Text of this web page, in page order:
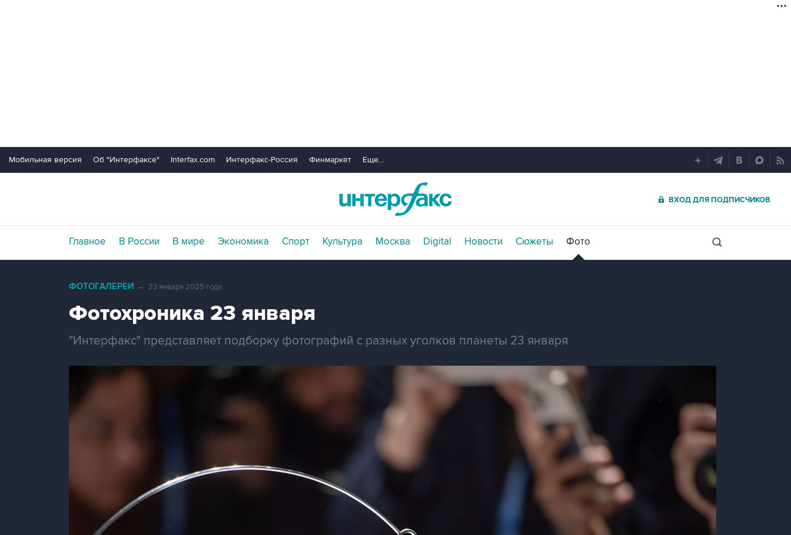
Мобильная версия Об "Интерфаксе" Interfax.com Интерфакс-Россия Финмаркет Еще...
ВХОД ДЛЯ ПОДПИСЧИКОВ
Главное В России В мире Экономика Спорт Культура Москва Digital Новости Сюжеты Фото
ФОТОГАЛЕРЕИ → 23 января 2025 года
Фотохроника 23 января
"Интерфакс" представляет подборку фотографий с разных уголков планеты 23 января